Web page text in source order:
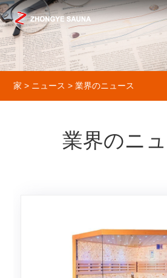
家 > ニュース > 業界のニュース
業界のニ